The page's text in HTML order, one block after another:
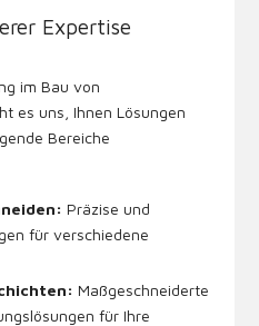
Expertise
im Bau von
es uns, Ihnen Lösungen
Bereiche
Präzise und
für verschiedene
Maßgeschneiderte
für Ihre